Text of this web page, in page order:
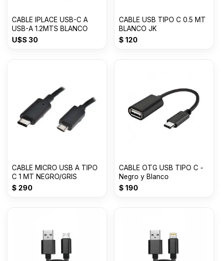
CABLE IPLACE USB-C A
USB-A 1.2MTS BLANCO
U$S 30
CABLE USB TIPO C 0.5 MT
BLANCO JK
$ 120
CABLE MICRO USB A TIPO
C 1 MT NEGRO/GRIS
$ 290
CABLE OTG USB TIPO C -
Negro y Blanco
$ 190